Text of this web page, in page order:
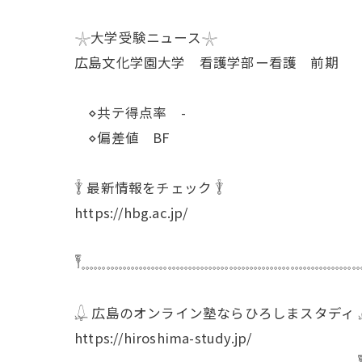
𓇼大学受験ニュース𓇼
広島文化学園大学 看護学部ー看護 前期
⋄共テ得点率 -
⋄偏差値 BF
𓇊 最新情報をチェック 𓇊
https://hbg.ac.jp/
𓆮 広島のオンライン塾ならひろしまスタデ
https://hiroshima-study.jp/